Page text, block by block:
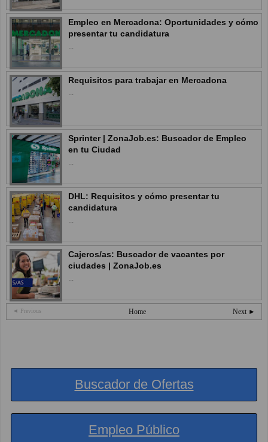
Empleo en Mercadona: Oportunidades y cómo
presentar tu candidatura
Requisitos para trabajar en Mercadona
Sprinter | ZonaJob.es: Buscador de Empleo
en tu Ciudad
DHL: Requisitos y cómo presentar tu
candidatura
Cajeros/as: Buscador de vacantes por
ciudades | ZonaJob.es
◄ Previous Next ►
Home
Buscador de Ofertas
Empleo Público